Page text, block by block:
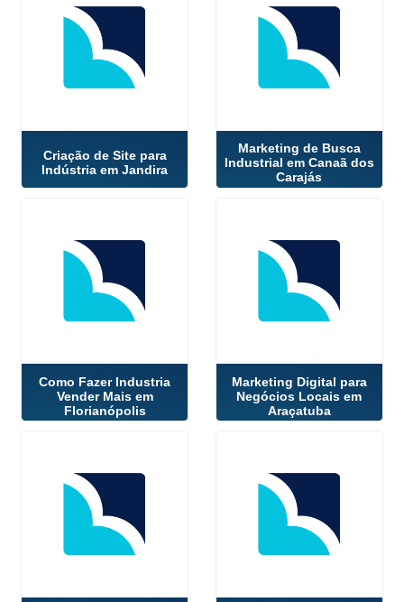
Criação de Site para
Indústria em Jandira
Marketing de Busca
Industrial em Canaã dos
Carajás
Como Fazer Industria
Vender Mais em
Florianópolis
Marketing Digital para
Negócios Locais em
Araçatuba